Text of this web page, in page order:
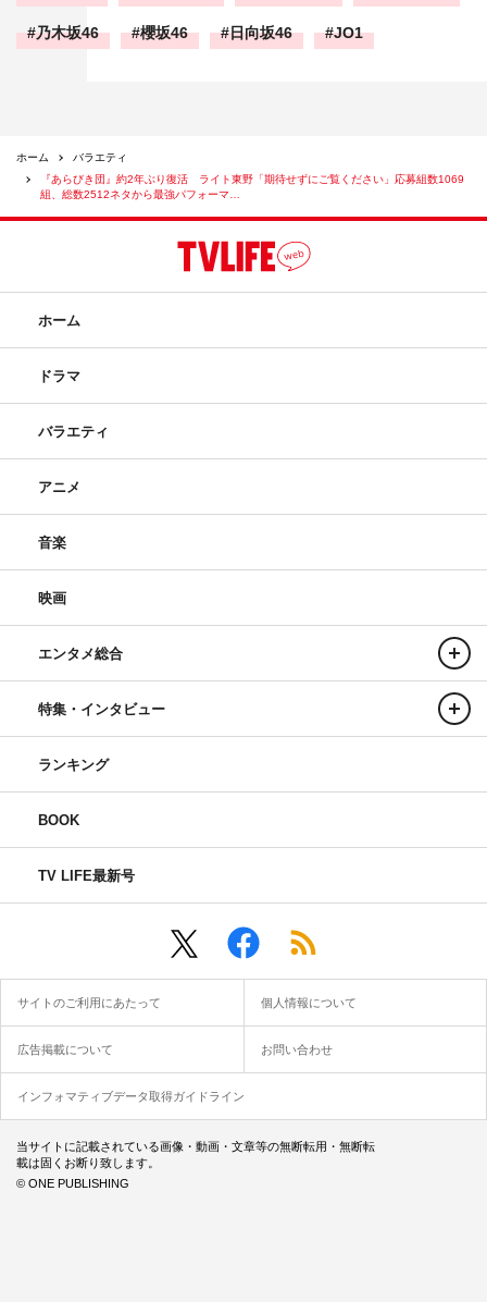
乃木坂46 櫻坂46 日向坂46 JO1
ホーム
バラエティ
『あらびき団』約2年ぶり復活 ライト東野「期待せずにご覧ください」応募組数1069
組、総数2512ネタから最強パフォーマ…
ホーム
ドラマ
バラエティ
アニメ
音楽
映画
エンタメ総合
特集・インタビュー
ランキング
BOOK
TV LIFE最新号
サイトのご利用にあたって 個人情報について
広告掲載について お問い合わせ
インフォマティブデータ取得ガイドライン
当サイトに記載されている画像・動画・文章等の無断転用・無断転
載は固くお断り致します。
© ONE PUBLISHING